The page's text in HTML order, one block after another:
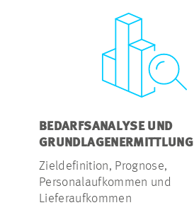
BEDARFSANALYSE UND
GRUNDLAGENERMITTLUNG
Zieldefinition, Prognose,
Personalaufkommen und
Lieferaufkommen